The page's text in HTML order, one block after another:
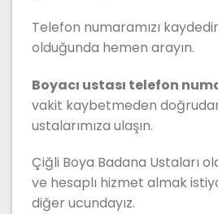
Telefon numaramızı
olduğunda hemen arayın.
Boyacı ustası telefon
vakit kaybetmeden
ustalarımıza ulaşın.
Çiğli Boya Badana Ustaları
ve hesaplı hizmet almak
diğer ucundayız.